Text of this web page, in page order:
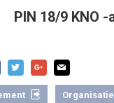
PIN 18/9 KNO
Organisatie